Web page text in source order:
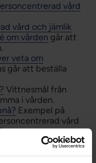
vård
vård och jämlik
om vården går att
veta om
går att beställa
Vittnesmål från
i vården.
Exempel på
vård